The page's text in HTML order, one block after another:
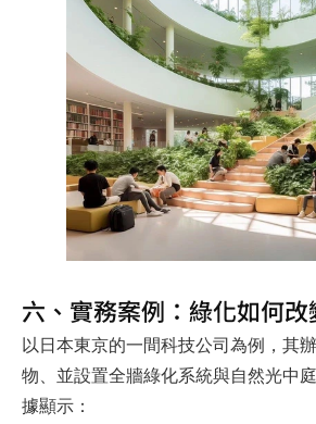
六、實務案例：綠化如何
以日本東京的一間科技公司為例，其
物、並設置全牆綠化系統與自然光中
據顯示：